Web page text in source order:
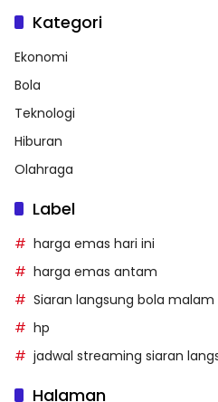
Kategori
Ekonomi
Bola
Teknologi
Hiburan
Olahraga
Label
harga emas hari ini
harga emas antam
Siaran langsung bola malam
hp
jadwal streaming siaran
Halaman